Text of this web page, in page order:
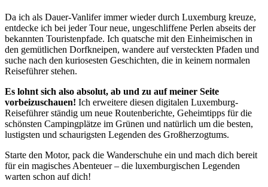
Da ich als Dauer-Vanlifer immer wieder durch Luxemburg kreuze,
entdecke ich bei jeder Tour neue, ungeschliffene Perlen abseits der
bekannten Touristenpfade. Ich quatsche mit den Einheimischen in
den gemütlichen Dorfkneipen, wandere auf versteckten Pfaden und
suche nach den kuriosesten Geschichten, die in keinem normalen
Reiseführer stehen.
Es lohnt sich also absolut, ab und zu auf meiner Seite
vorbeizuschauen! Ich erweitere diesen digitalen Luxemburg-
Reiseführer ständig um neue Routenberichte, Geheimtipps für die
schönsten Campingplätze im Grünen und natürlich um die besten,
lustigsten und schaurigsten Legenden des Großherzogtums.
Starte den Motor, pack die Wanderschuhe ein und mach dich bereit
für ein magisches Abenteuer – die luxemburgischen Legenden
warten schon auf dich!